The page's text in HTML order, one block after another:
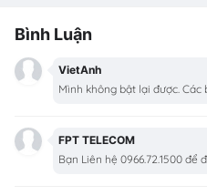
Bình Luận
VietAnh
Mình không bật lại được. Các
FPT TELECOM
Bạn Liên hệ 0966.72.1500 để